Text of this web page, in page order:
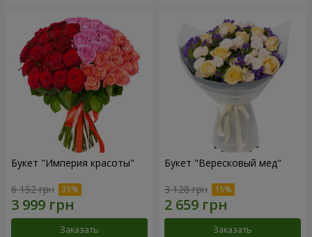
Букет "Империя красоты"
6 152 грн
Заказать
Букет "Вересковый мед"
3 128 грн
Заказать